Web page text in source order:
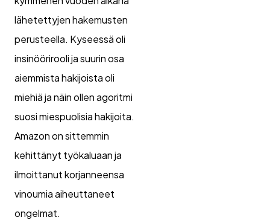
lähetettyjen hakemusten
perusteella. Kyseessä oli
insinöörirooli ja suurin osa
aiemmista hakijoista oli
miehiä ja näin ollen agoritmi
suosi miespuolisia hakijoita.
Amazon on sittemmin
kehittänyt työkaluaan ja
ilmoittanut korjanneensa
vinoumia aiheuttaneet
ongelmat.